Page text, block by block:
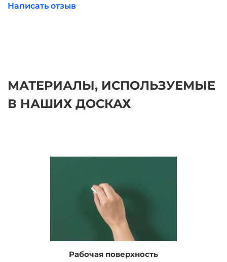
Написать отзыв
МАТЕРИАЛЫ, ИСПОЛЬЗУЕМЫЕ
В НАШИХ ДОСКАХ
Рабочая поверхность